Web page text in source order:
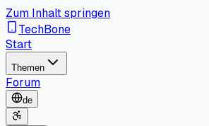
Zum Inhalt springen
TechBone
Start
Themen
Forum
de